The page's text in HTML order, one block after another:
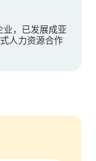
业，已发展成亚
人力资源合作